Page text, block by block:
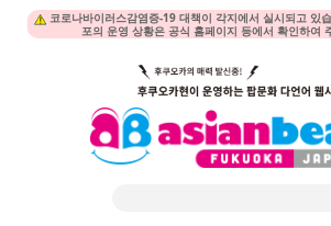
코로나바이러스감염증-19 대책이 각지에서 실시되고 있
포의 운영 상황은 공식 홈페이지 등에서 확인하여